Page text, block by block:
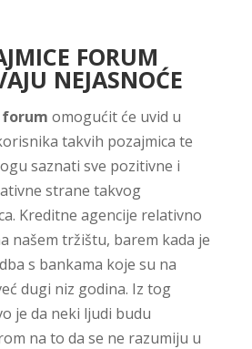
FORUM
NEJASNOĆE
forum omogućit će uvid u
takvih pozajmica te
saznati sve pozitivne i
strane takvog
Kreditne agencije relativno
našem tržištu, barem kada je
s bankama koje su na
dugi niz godina. Iz tog
je da neki ljudi budu
na to da se ne razumiju u